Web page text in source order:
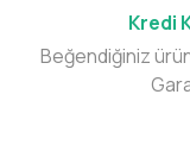
Kredi
Beğendiğiniz